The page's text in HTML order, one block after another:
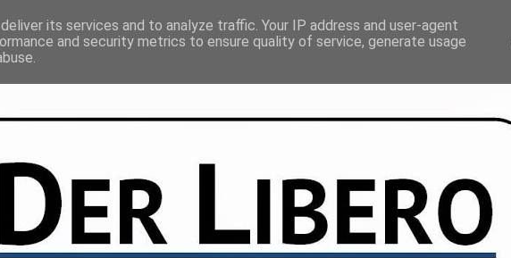
its services and to analyze traffic. Your IP address and user-agent
and security metrics to ensure quality of service, generate usage